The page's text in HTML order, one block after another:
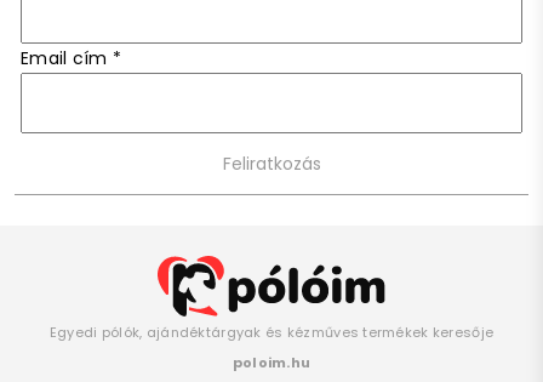
Email cím *
Egyedi pólók, ajándéktárgyak és kézműves termékek keresője
poloim.hu